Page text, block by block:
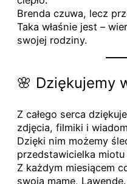
Brenda czuwa, lecz
Taka właśnie jest –
swojej rodziny.
🌸 Dziękujemy
Z całego serca
zdjęcia, filmiki i
Dzięki nim możemy
przedstawicielka miotu
Z każdym miesiącem
swoją mamę,